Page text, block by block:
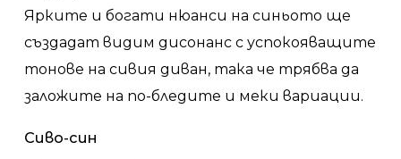
Ярките и богати нюанси на синьото ще
създадат видим дисонанс с успокояващите
тонове на сивия диван, така че трябва да
заложите на по-бледите и меки вариации.
Сиво-син